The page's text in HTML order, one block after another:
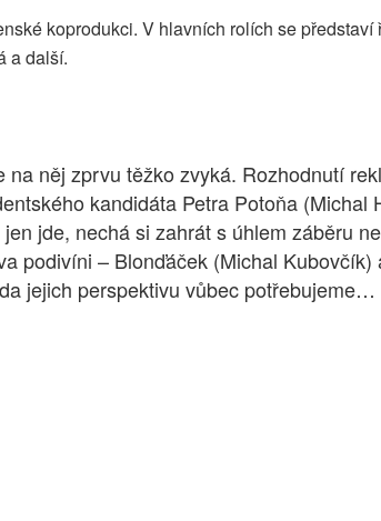
koprodukci. V hlavních rolích se
a další.
něj zprvu těžko zvyká. Rozhodnutí
kandidáta Petra Potoňa (Michal
jde, nechá si zahrát s úhlem záběru
podivíni – Blonďáček (Michal
jejich perspektivu vůbec potřebujeme…